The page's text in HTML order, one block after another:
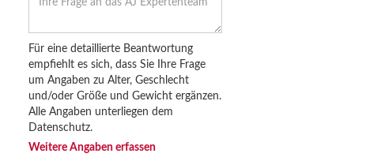
Für eine detaillierte Beantwortung
empfiehlt es sich, dass Sie Ihre Frage
um Angaben zu Alter, Geschlecht
und/oder Größe und Gewicht ergänzen.
Alle Angaben unterliegen dem
Datenschutz.
Weitere Angaben erfassen